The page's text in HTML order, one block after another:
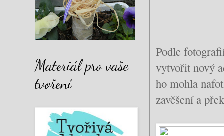
Podle
vytvořit nový
ho mohla
zavěšení a
Materiál pro vaše
tvoření